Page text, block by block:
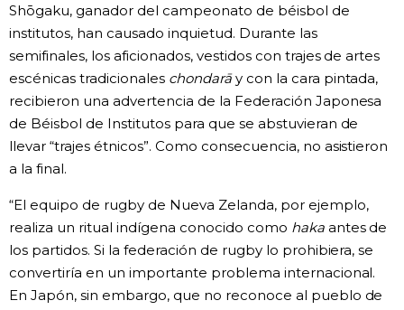
Shōgaku, ganador del campeonato de béisbol de
institutos, han causado inquietud. Durante las
semifinales, los aficionados, vestidos con trajes de artes
escénicas tradicionales chondarāy con la cara pintada,
recibieron una advertencia de la Federación Japonesa
de Béisbol de Institutos para que se abstuvieran de
llevar “trajes étnicos”. Como consecuencia, no asistieron
a la final.
“El equipo de rugby de Nueva Zelanda, por ejemplo,
realiza un ritual indígena conocido como hakaantes de
los partidos. Si la federación de rugby lo prohibiera, se
convertiría en un importante problema internacional.
En Japón, sin embargo, que no reconoce al pueblo de